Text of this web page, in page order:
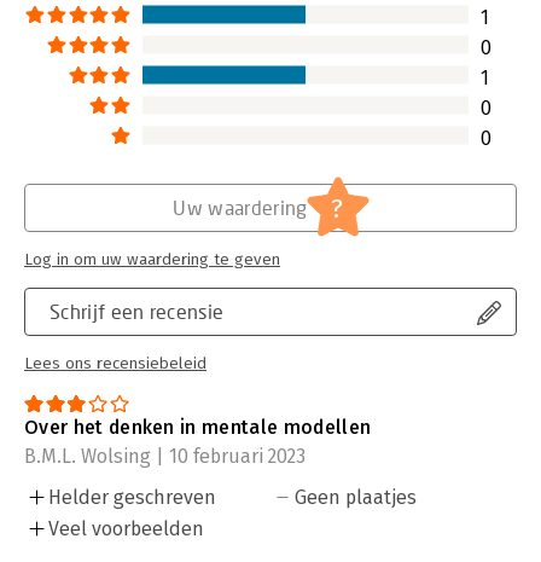
1
0
1
0
0
Schrijf een recensie
Lees ons recensiebeleid
Uw waardering ?
Log in om uw waardering te geven
Over het denken in mentale modellen
B.M.L. Wolsing | 10 februari 2023
Helder geschreven
Veel voorbeelden
Geen plaatjes